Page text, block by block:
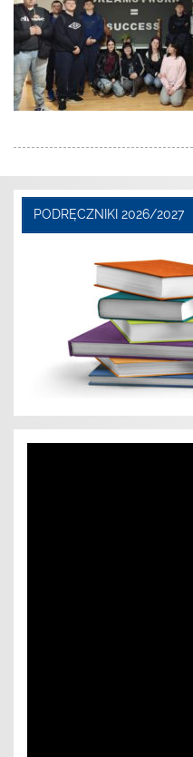
PODRĘCZNIKI 2026/2027